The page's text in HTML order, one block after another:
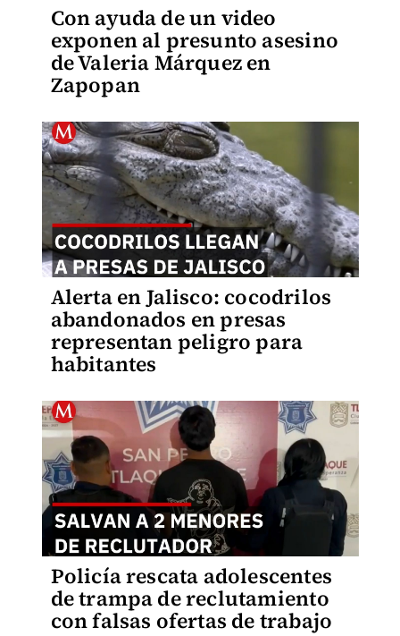
Con ayuda de un video
exponen al presunto asesino
de Valeria Márquez en
Zapopan
Alerta en Jalisco: cocodrilos
abandonados en presas
representan peligro para
habitantes
Policía rescata adolescentes
de trampa de reclutamiento
con falsas ofertas de trabajo